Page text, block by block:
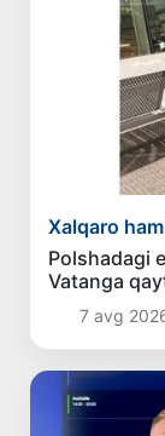
Xalqaro
Polshadagi
Vatanga
7 avg